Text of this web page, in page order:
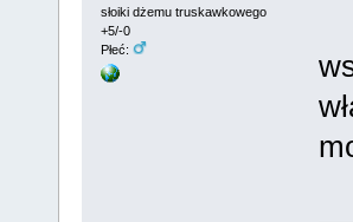
słoiki dżemu truskawkowego
+5/-0
Płeć: